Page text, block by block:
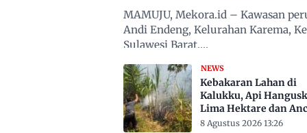
MAMUJU, Mekora.id – Kawasan
Andi Endeng, Kelurahan Karema,
Sulawesi Barat,…
NEWS
Kebakaran Lahan di
Kalukku, Api
Lima Hektare dan
Permukiman
8 Agustus 2026 13:26